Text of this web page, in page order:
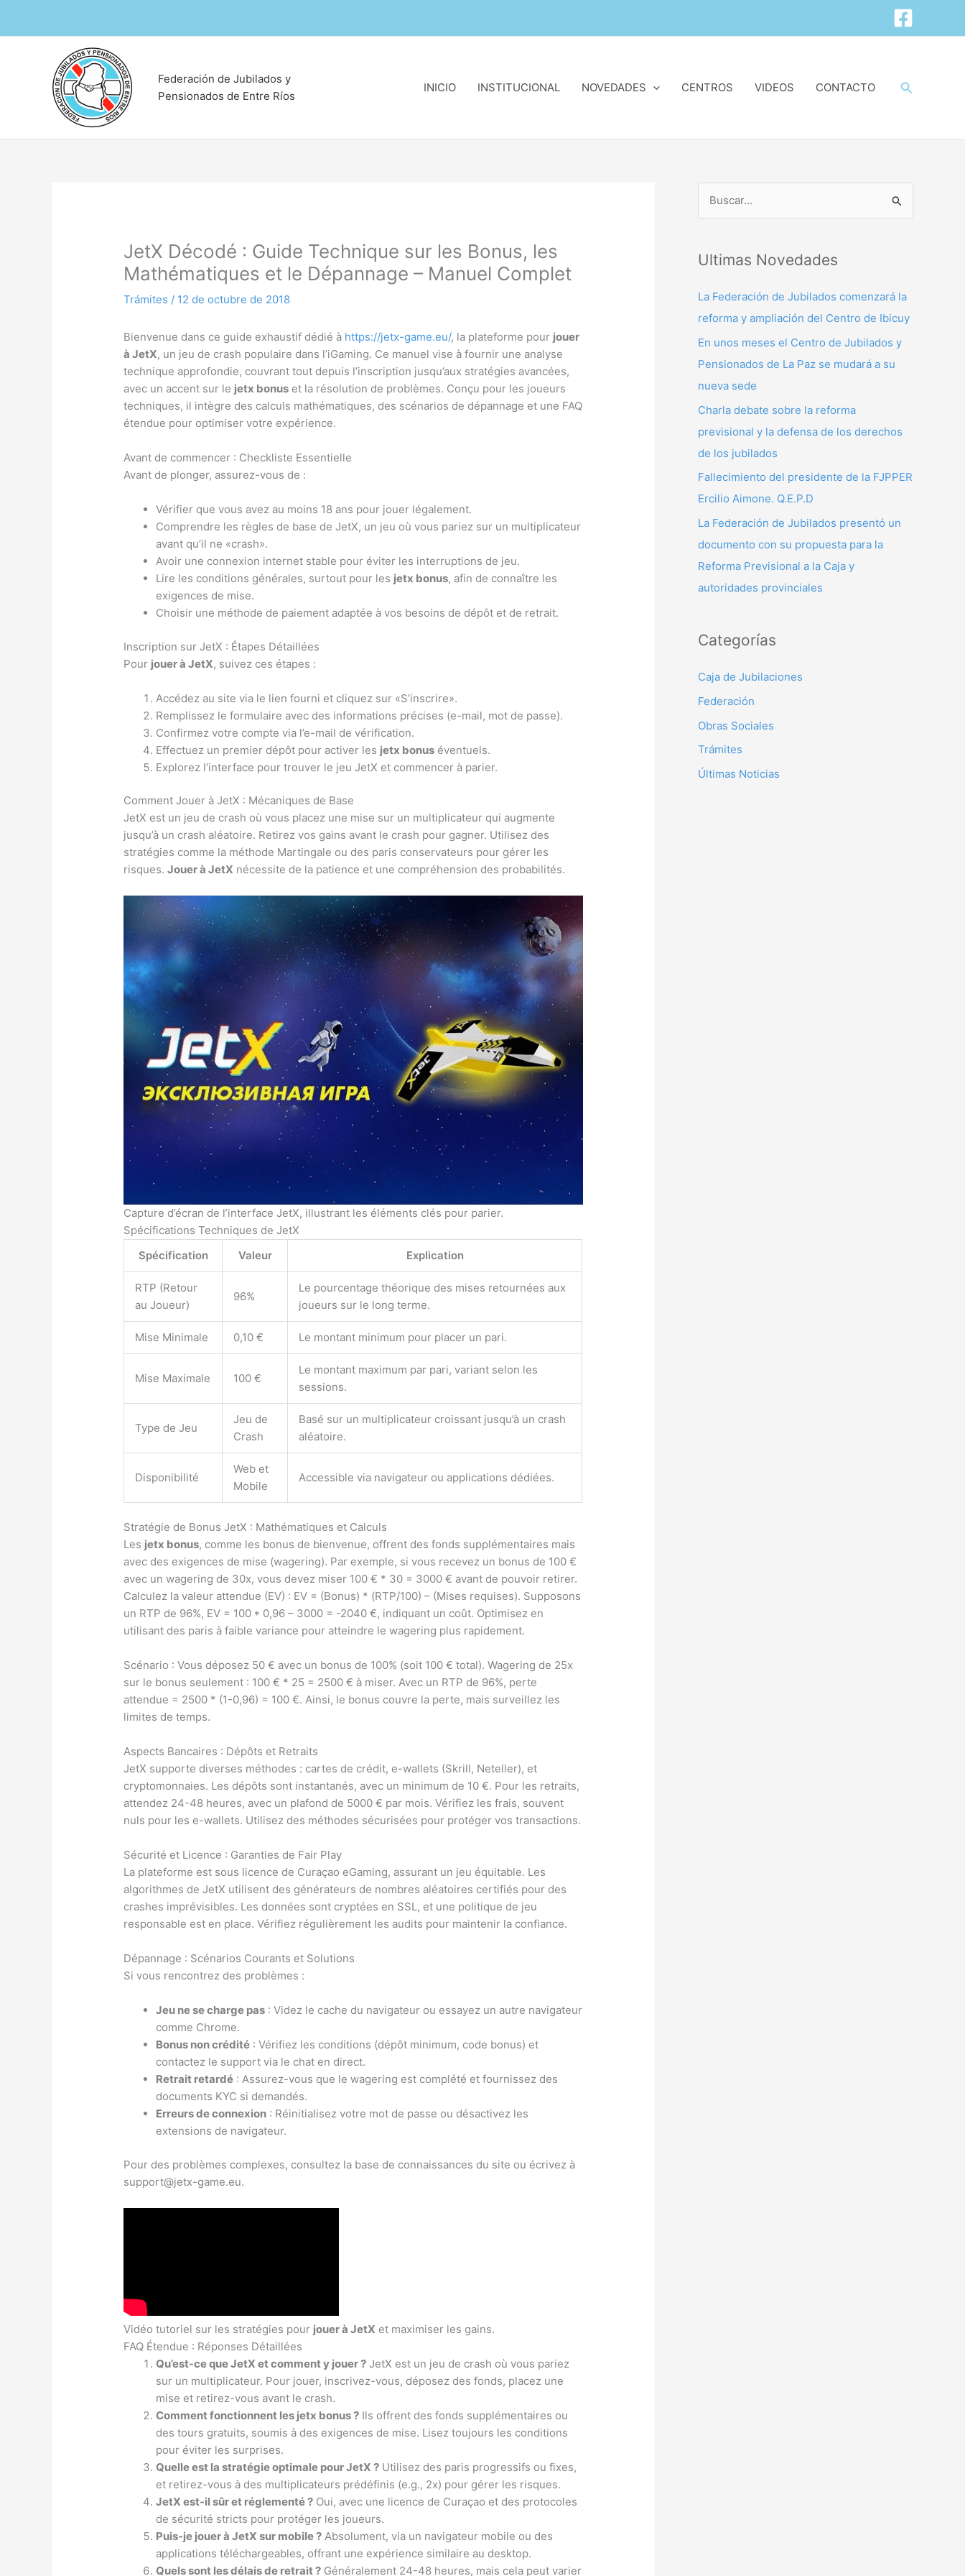
Federación de Jubilados y
Pensionados de Entre Ríos
INICIO INSTITUCIONAL NOVEDADES CENTROS VIDEOS CONTACTO Buscar
JetX Décodé : Guide Technique sur les Bonus, les
Mathématiques et le Dépannage – Manuel Complet
Trámites / 12 de octubre de 2018
Bienvenue dans ce guide exhaustif dédié à https://jetx-game.eu/, la plateforme pour jouer
à JetX, un jeu de crash populaire dans l’iGaming. Ce manuel vise à fournir une analyse
technique approfondie, couvrant tout depuis l’inscription jusqu’aux stratégies avancées,
avec un accent sur le jetx bonus et la résolution de problèmes. Conçu pour les joueurs
techniques, il intègre des calculs mathématiques, des scénarios de dépannage et une FAQ
étendue pour optimiser votre expérience.
Avant de commencer : Checkliste Essentielle
Avant de plonger, assurez-vous de :
Vérifier que vous avez au moins 18 ans pour jouer légalement.
Comprendre les règles de base de JetX, un jeu où vous pariez sur un multiplicateur
avant qu’il ne «crash».
Avoir une connexion internet stable pour éviter les interruptions de jeu.
Lire les conditions générales, surtout pour les jetx bonus, afin de connaître les
exigences de mise.
Choisir une méthode de paiement adaptée à vos besoins de dépôt et de retrait.
Inscription sur JetX : Étapes Détaillées
Pour jouer à JetX, suivez ces étapes :
Accédez au site via le lien fourni et cliquez sur «S’inscrire».
Remplissez le formulaire avec des informations précises (e-mail, mot de passe).
Confirmez votre compte via l’e-mail de vérification.
Effectuez un premier dépôt pour activer les jetx bonus éventuels.
Explorez l’interface pour trouver le jeu JetX et commencer à parier.
Comment Jouer à JetX : Mécaniques de Base
JetX est un jeu de crash où vous placez une mise sur un multiplicateur qui augmente
jusqu’à un crash aléatoire. Retirez vos gains avant le crash pour gagner. Utilisez des
stratégies comme la méthode Martingale ou des paris conservateurs pour gérer les
risques.Jouer à JetX nécessite de la patience et une compréhension des probabilités.
Capture d’écran de l’interface JetX, illustrant les éléments clés pour parier.
Spécifications Techniques de JetX
Spécification
Valeur Explication
RTP (Retour
au Joueur)
96%
Le pourcentage théorique des mises retournées aux
joueurs sur le long terme.
Mise Minimale 0,10 € Le montant minimum pour placer un pari.
Mise Maximale 100 €
Le montant maximum par pari, variant selon les
sessions.
Type de Jeu
Jeu de
Crash
Basé sur un multiplicateur croissant jusqu’à un crash
aléatoire.
Disponibilité
Web et
Mobile
Accessible via navigateur ou applications dédiées.
Stratégie de Bonus JetX : Mathématiques et Calculs
Les jetx bonus, comme les bonus de bienvenue, offrent des fonds supplémentaires mais
avec des exigences de mise (wagering). Par exemple, si vous recevez un bonus de 100 €
avec un wagering de 30x, vous devez miser 100 € * 30 = 3000 € avant de pouvoir retirer.
Calculez la valeur attendue (EV) : EV = (Bonus) * (RTP/100) – (Mises requises). Supposons
un RTP de 96%, EV = 100 * 0,96 – 3000 = -2040 €, indiquant un coût. Optimisez en
utilisant des paris à faible variance pour atteindre le wagering plus rapidement.
Scénario : Vous déposez 50 € avec un bonus de 100% (soit 100 € total). Wagering de 25x
sur le bonus seulement : 100 € * 25 = 2500 € à miser. Avec un RTP de 96%, perte
attendue = 2500 * (1-0,96) = 100 €. Ainsi, le bonus couvre la perte, mais surveillez les
limites de temps.
Aspects Bancaires : Dépôts et Retraits
JetX supporte diverses méthodes : cartes de crédit, e-wallets (Skrill, Neteller), et
cryptomonnaies. Les dépôts sont instantanés, avec un minimum de 10 €. Pour les retraits,
attendez 24-48 heures, avec un plafond de 5000 € par mois. Vérifiez les frais, souvent
nuls pour les e-wallets. Utilisez des méthodes sécurisées pour protéger vos transactions.
Sécurité et Licence : Garanties de Fair Play
La plateforme est sous licence de Curaçao eGaming, assurant un jeu équitable. Les
algorithmes de JetX utilisent des générateurs de nombres aléatoires certifiés pour des
crashes imprévisibles. Les données sont cryptées en SSL, et une politique de jeu
responsable est en place. Vérifiez régulièrement les audits pour maintenir la confiance.
Dépannage : Scénarios Courants et Solutions
Si vous rencontrez des problèmes :
Jeu ne se charge pas : Videz le cache du navigateur ou essayez un autre navigateur
comme Chrome.
Bonus non crédité : Vérifiez les conditions (dépôt minimum, code bonus) et
contactez le support via le chat en direct.
Retrait retardé : Assurez-vous que le wagering est complété et fournissez des
documents KYC si demandés.
Erreurs de connexion : Réinitialisez votre mot de passe ou désactivez les
extensions de navigateur.
Pour des problèmes complexes, consultez la base de connaissances du site ou écrivez à
support@jetx-game.eu.
Vidéo tutoriel sur les stratégies pour jouer à JetX et maximiser les gains.
FAQ Étendue : Réponses Détaillées
Qu’est-ce que JetX et comment y jouer ? JetX est un jeu de crash où vous pariez
sur un multiplicateur. Pour jouer, inscrivez-vous, déposez des fonds, placez une
mise et retirez-vous avant le crash.
Comment fonctionnent les jetx bonus ? Ils offrent des fonds supplémentaires ou
des tours gratuits, soumis à des exigences de mise. Lisez toujours les conditions
pour éviter les surprises.
Quelle est la stratégie optimale pour JetX ? Utilisez des paris progressifs ou fixes,
et retirez-vous à des multiplicateurs prédéfinis (e.g., 2x) pour gérer les risques.
JetX est-il sûr et réglementé ? Oui, avec une licence de Curaçao et des protocoles
de sécurité stricts pour protéger les joueurs.
Puis-je jouer à JetX sur mobile ? Absolument, via un navigateur mobile ou des
applications téléchargeables, offrant une expérience similaire au desktop.
Quels sont les délais de retrait ? Généralement 24-48 heures, mais cela peut varier
c
a
Ultimas Novedades
La Federación de Jubilados comenzará la
reforma y ampliación del Centro de Ibicuy
En unos meses el Centro de Jubilados y
Pensionados de La Paz se mudará a su
nueva sede
Charla debate sobre la reforma
previsional y la defensa de los derechos
de los jubilados
Fallecimiento del presidente de la FJPPER
Ercilio Aimone. Q.E.P.D
La Federación de Jubilados presentó un
documento con su propuesta para la
Reforma Previsional a la Caja y
autoridades provinciales
Categorías
Caja de Jubilaciones
Federación
Obras Sociales
Trámites
Últimas Noticias